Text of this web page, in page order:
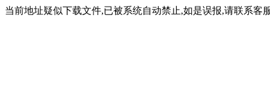
当前地址疑似下载文件,已被系统自动禁止,如是误报,请联系客